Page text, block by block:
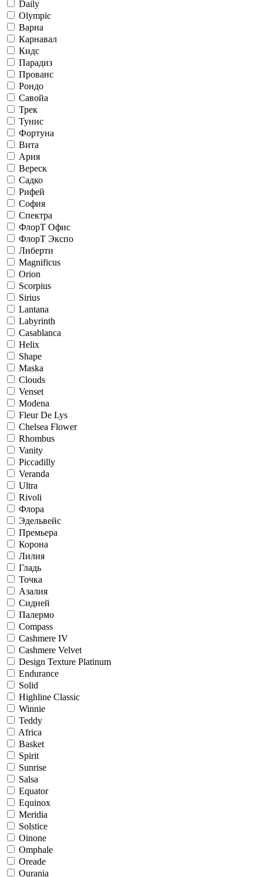
Daily
Olympic
Варна
Карнавал
Кидс
Парадиз
Прованс
Рондо
Савойа
Трек
Тунис
Фортуна
Вита
Ария
Вереск
Садко
Рифей
София
Спектра
ФлорТ Офис
ФлорТ Экспо
Либерти
Magnificus
Orion
Scorpius
Sirius
Lantana
Labyrinth
Casablanca
Helix
Shape
Maska
Clouds
Venset
Modena
Fleur De Lys
Chelsea Flower
Rhombus
Vanity
Piccadilly
Veranda
Ultra
Rivoli
Флора
Эдельвейс
Премьера
Корона
Лилия
Гладь
Точка
Азалия
Сидней
Палермо
Compass
Cashmere IV
Cashmere Velvet
Design Texture Platinum
Endurance
Solid
Highline Classic
Winnie
Teddy
Africa
Basket
Spirit
Sunrise
Salsa
Equator
Equinox
Meridia
Solstice
Oinone
Omphale
Oreade
Ourania